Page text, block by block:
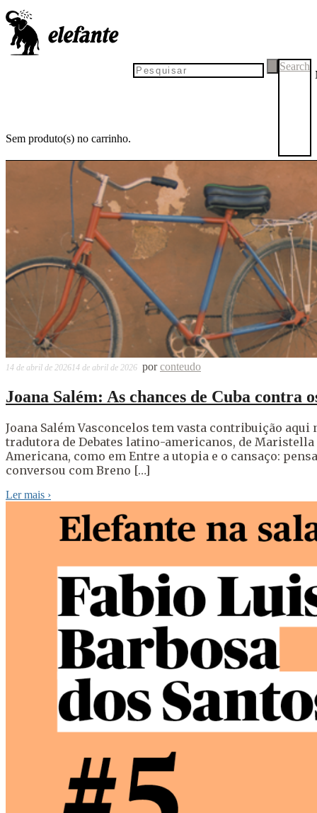
Sem produto(s) no carrinho.
Search
14 de abril de 202614 de abril de 2026 porconteudo
Joana Salém: As chances de Cuba contra
Joana Salém Vasconcelos tem vasta contribuição
tradutora de Debates latino-americanos, de
Americana, como em Entre a utopia e o cansaço:
conversou com Breno […]
Ler mais ›